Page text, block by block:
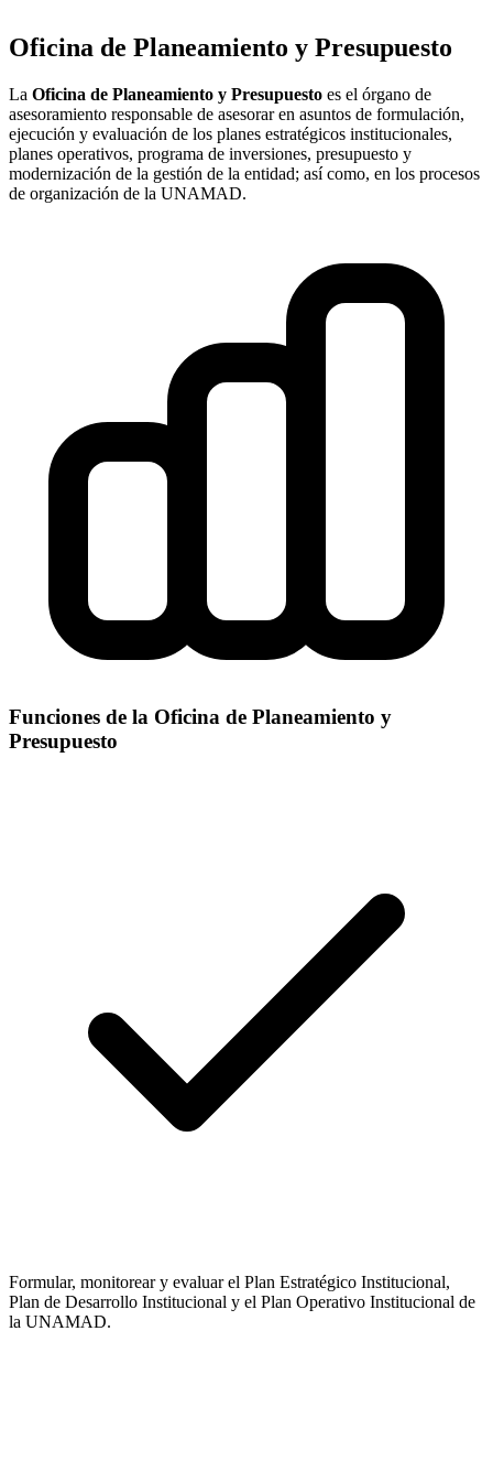
Oficina de Planeamiento y Presupuesto
La Oficina de Planeamiento y Presupuesto es el órgano de
asesoramiento responsable de asesorar en asuntos de formulación,
ejecución y evaluación de los planes estratégicos institucionales,
planes operativos, programa de inversiones, presupuesto y
modernización de la gestión de la entidad; así como, en los procesos
de organización de la UNAMAD.
Funciones de la Oficina de Planeamiento y
Presupuesto
Formular, monitorear y evaluar el Plan Estratégico Institucional,
Plan de Desarrollo Institucional y el Plan Operativo Institucional de
la UNAMAD.